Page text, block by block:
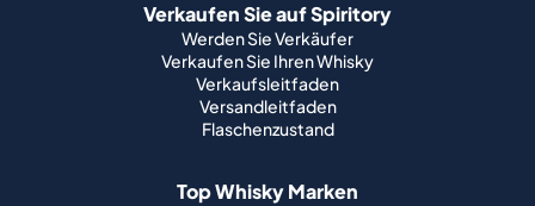
Verkaufen Sie auf Spiritory
Werden Sie Verkäufer
Verkaufen Sie Ihren Whisky
Verkaufsleitfaden
Versandleitfaden
Flaschenzustand
Top Whisky Marken